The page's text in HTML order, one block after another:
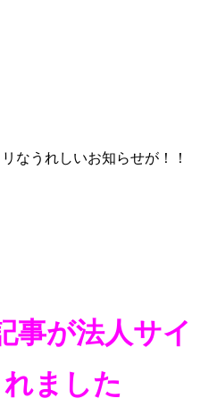
なうれしいお知らせが！！
事が法人サイ
れました